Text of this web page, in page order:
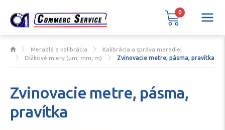
Meradlá a kalibrácia
Kalibrácia a správa meradiel
Dĺžkové miery (µm, mm, m)
Zvinovacie metre, pásma, pravítka
Zvinovacie metre, pásma,
pravítka
0